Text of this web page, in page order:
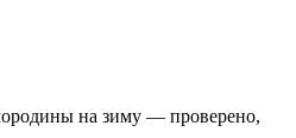
на зиму — проверено,